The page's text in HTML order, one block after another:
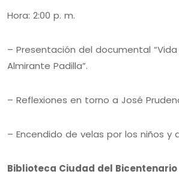
Hora: 2:00 p. m.
– Presentación del documental
Almirante Padilla”.
– Reflexiones en torno a José
– Encendido de velas por los niños y
Biblioteca Ciudad del Bicentenario